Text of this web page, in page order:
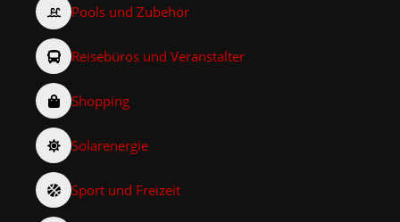
Pools und Zubehör
Reisebüros und Veranstalter
Shopping
Solarenergie
Sport und Freizeit